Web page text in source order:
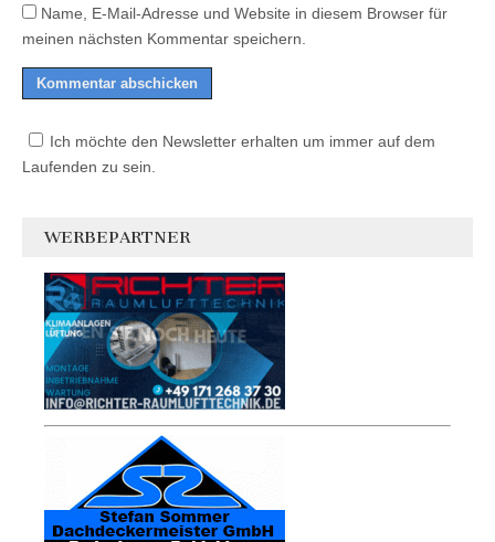
Name, E-Mail-Adresse und Website in diesem Browser für
meinen nächsten Kommentar speichern.
Ich möchte den Newsletter erhalten um immer auf dem
Laufenden zu sein.
WERBEPARTNER